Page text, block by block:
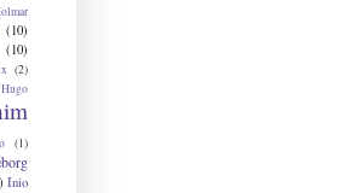
(10)
(10)
(2)
Hugo
(1)
Inio